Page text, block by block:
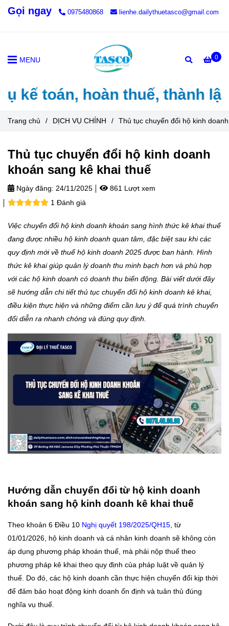
Gọi ngay 0975480868 lienhe.dailythuetasco@gmail.com
0
MENU
hoàn thuế, thành lập
Trang chủ / DỊCH VỤ CHÍNH / Thủ tục chuyển đổi hộ kinh
Thủ tục chuyển đổi hộ kinh doanh
khoán sang kê khai thuế
Ngày đăng: 24/11/2025
861 Lượt xem
1 Đánh giá
Việc chuyển đổi hộ kinh doanh khoán sang hình thức kê khai thuế
đang được nhiều hộ kinh doanh quan tâm, đặc biệt sau khi các
quy định mới về thuế hộ kinh doanh 2025 được ban hành. Hình
thức kê khai giúp quản lý doanh thu minh bạch hơn và phù hợp
với các hộ kinh doanh có doanh thu biến động. Bài viết dưới đây
sẽ hướng dẫn chi tiết thủ tục chuyển đổi hộ kinh doanh kê khai,
điều kiện thực hiện và những điểm cần lưu ý để quá trình chuyển
đổi diễn ra nhanh chóng và đúng quy định.
Hướng dẫn chuyển đổi từ hộ kinh doanh
khoán sang hộ kinh doanh kê khai thuế
Theo khoản 6 Điều 10 Nghị quyết 198/2025/QH15, từ
01/01/2026, hộ kinh doanh và cá nhân kinh doanh sẽ không còn
áp dụng phương pháp khoán thuế, mà phải nộp thuế theo
phương pháp kê khai theo quy định của pháp luật về quản lý
thuế. Do đó, các hộ kinh doanh cần thực hiện chuyển đổi kịp thời
để đảm bảo hoạt động kinh doanh ổn định và tuân thủ đúng
nghĩa vụ thuế.